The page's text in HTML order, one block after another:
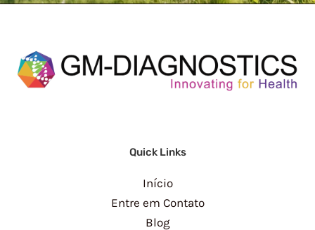
Quick Links
Início
Entre em Contato
Blog